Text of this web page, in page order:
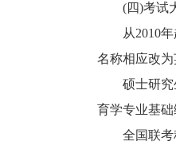
(四)考试
从2010年起
名称相应改为
硕士研究生
育学专业基
全国联考科